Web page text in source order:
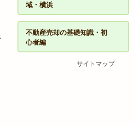
域・横浜
不動産売却の基礎知識・初
心者編
サイトマップ